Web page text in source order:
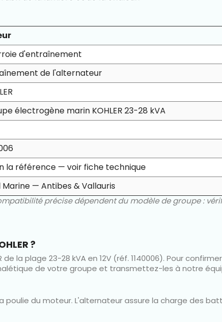
d'entraînement
de l'alternateur
électrogène marin KOHLER 23-28 kVA
la référence — voir fiche technique
Marine — Antibes & Vallauris
précise dépendent du modèle de groupe :
?
la plage 23-28 kVA en 12V (réf. 1140006). Pour
de votre groupe et transmettez-les à notre
du moteur. L'alternateur assure la charge des